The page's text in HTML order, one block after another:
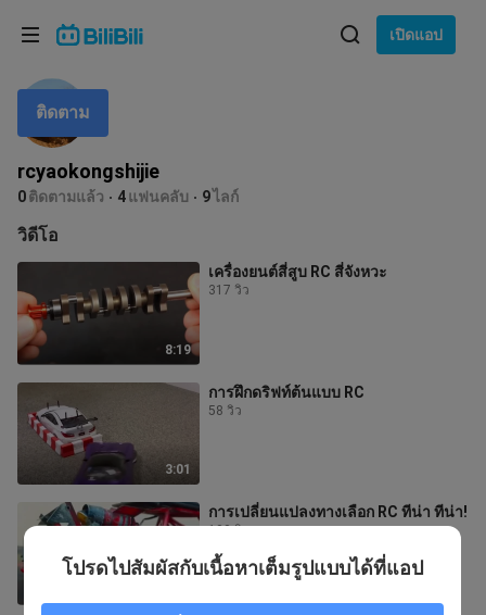
เปิดแอป
rcyaokongshijie
0ติดตามแล้ว 4แฟนคลับ 9ไลก์
ติดตาม
วิดีโอ
8:19
เครื่องยนต์สี่สูบ RC สี่จังหวะ
317 วิว
3:01
การฝึกดริฟท์ต้นแบบ RC
58 วิว
การเปลี่ยนแปลงทางเลือก RC ทีน่า ทีน่า!
100 วิว
ภาษา: ภาษาไทย
ข้าสู่
ะบบ
เลือกภาษา
English
ภาษาไทย
Tiếng Việt
Bahasa Melayu
โปรดไปสัมผัสกับเนื้อหาเต็มรูปแบบได้ที่แอป